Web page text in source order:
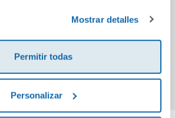
Mostrar detalles
Permitir todas
Personalizar
16,95€
Comprar